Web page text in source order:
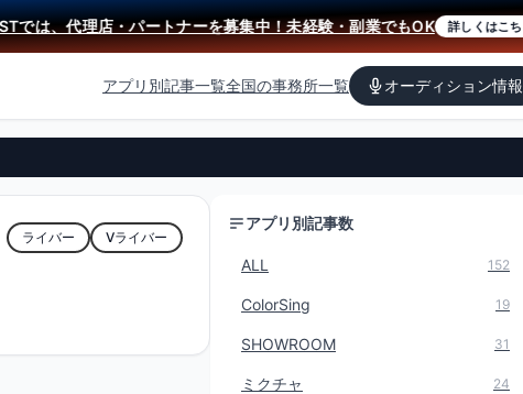
、代理店・パートナーを募集中！未経験・副業でもOK 詳しくはこちら
アプリ別記事一覧全国の事務所一覧 オーディション情報
ライバー Vライバー
アプリ別記事数
ALL 152
ColorSing 19
SHOWROOM 31
ミクチャ 24